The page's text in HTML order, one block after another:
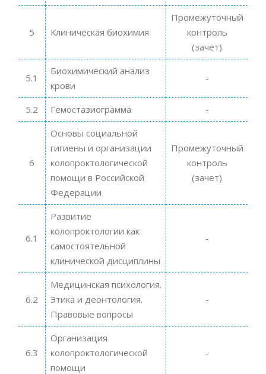
5 Клиническая биохимия
Промежуточный
контроль
(зачет)
5.1
Биохимический анализ
крови
-
5.2 Гемостазиограмма -
6
Основы социальной
гигиены и организации
колопроктологической
помощи в Российской
Федерации
Промежуточный
контроль
(зачет)
6.1
Развитие
колопроктологии как
самостоятельной
клинической дисциплины
-
6.2
Медицинская психология.
Этика и деонтология.
Правовые вопросы
-
6.3
Организация
колопроктологической
помощи
-